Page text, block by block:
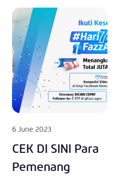
6 June 2023
CEK DI SINI Para
Pemenang